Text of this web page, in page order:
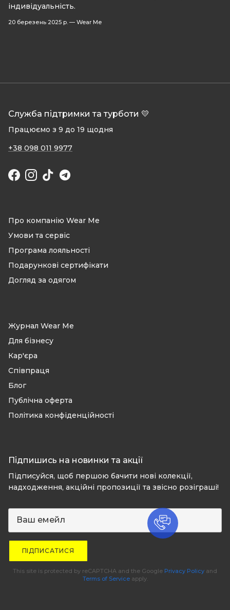
індивідуальність.
20 березень 2025 р. — Wear Me
Служба підтримки та турботи 💛
Працюємо з 9 до 19 щодня
+38 098 011 9977
Facebook
Instagram
TikTok
Про компанію Wear Me
Умови та сервіс
Програма лояльності
Подарункові сертифікати
Догляд за одягом
Журнал Wear Me
Для бізнесу
Кар'єра
Співпраця
Блог
Публічна оферта
Політика конфіденційності
Підпишись на новинки та акції
Підписуйся, щоб першою бачити нові колекції,
надходження, акційні пропозиції та звісно розіграші!
ПІДПИСАТИСЯ
This site is protected by reCAPTCHA and the Google Privacy Policy and
Terms of Serviceapply.